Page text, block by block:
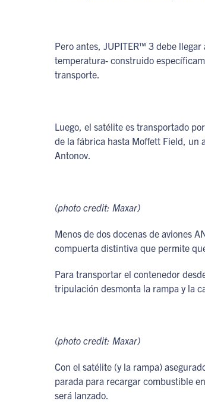
Pero antes, JUPITER™ 3 debe
temperatura- construido
transporte.
Luego, el satélite es transportado
de la fábrica hasta Moffett Field, un
Antonov.
(photo credit: Maxar)
Menos de dos docenas de aviones
compuerta distintiva que permite
Para transportar el contenedor
tripulación desmonta la rampa y la
(photo credit: Maxar)
Con el satélite (y la rampa)
parada para recargar combustible
será lanzado.